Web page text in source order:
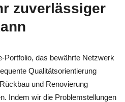
zuverlässiger
Portfolio, das bewährte Netzwerk
Qualitätsorientierung
und Renovierung
Indem wir die Problemstellungen